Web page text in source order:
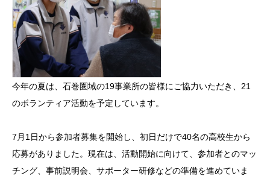
今年の夏は、石巻圏域の19事業所の皆様にご協力いただき、21
のボランティア活動を予定しています。
7月1日から参加者募集を開始し、初日だけで40名の高校生から
応募がありました。現在は、活動開始に向けて、参加者とのマッ
チング、事前説明会、サポーター研修などの準備を進めていま